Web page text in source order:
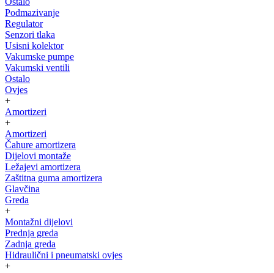
Podmazivanje
Regulator
Senzori tlaka
Usisni kolektor
Vakumske pumpe
Vakumski ventili
Ostalo
Ovjes
+
Amortizeri
+
Amortizeri
Čahure amortizera
Dijelovi montaže
Ležajevi amortizera
Zaštitna guma amortizera
Glavčina
Greda
+
Montažni dijelovi
Prednja greda
Zadnja greda
Hidraulični i pneumatski ovjes
+